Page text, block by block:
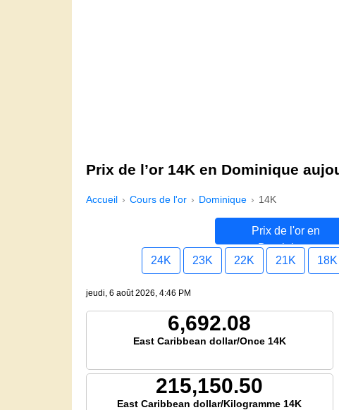
Prix de l’or 14K en Dominique
Accueil Cours de l'or Dominique 14K
Prix de l'or en
Dominique
24K 23K 22K 21K 18K
jeudi, 6 août 2026, 4:46 PM
6,692.08
East Caribbean dollar/Once 14K
215,150.50
East Caribbean dollar/Kilogramme 14K